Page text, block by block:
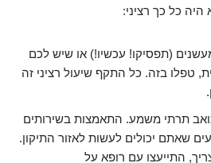
כל כך רציני:
(תפסיקו! עכשיו!) או שיש לכם
טפלו בזה. כל התקף שיעול רציני זה
תרתי משמע. התאמצות בשירותים
שאתם יכולים לעשות לאזור התיקון.
התייעצו עם רופא על